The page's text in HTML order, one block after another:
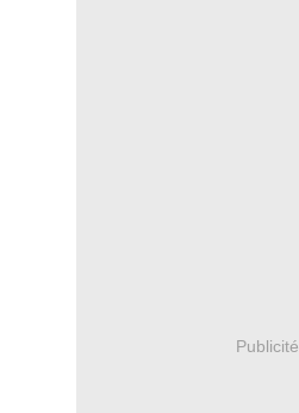
Publicité